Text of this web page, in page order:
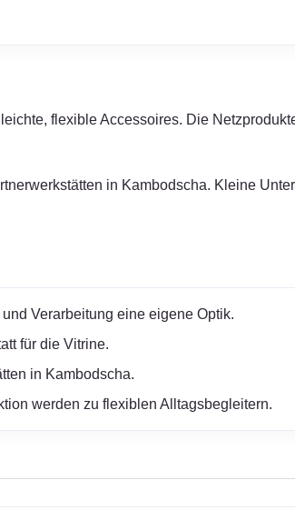
flexible Accessoires. Die
in Kambodscha. Kleine
Verarbeitung eine eigene Optik.
für die Vitrine.
in Kambodscha.
werden zu flexiblen Alltagsbegleitern.